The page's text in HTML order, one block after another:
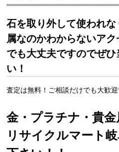
石を取り外して使われ
属なのかわからないア
でも大丈夫ですのでぜ
い！
査定は無料！ご相談だけでも大歓迎
金・プラチナ・貴
リサイクルマート